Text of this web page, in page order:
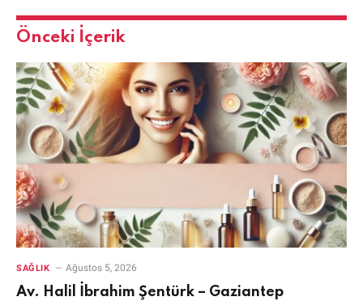
Önceki İçerik
SAĞLIK Ağustos 5, 2026
Av. Halil İbrahim Şentürk – Gaziantep